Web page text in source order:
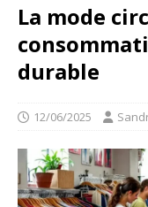
La mode
durable
12/06/2025